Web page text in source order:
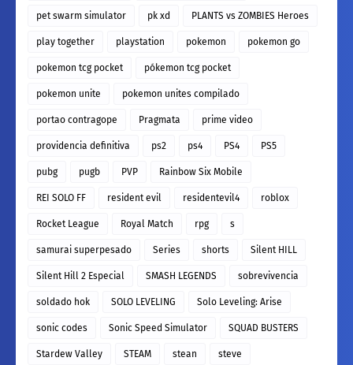
pet swarm simulator pk xd PLANTS vs ZOMBIES Heroes
play together playstation pokemon pokemon go
pokemon tcg pocket pókemon tcg pocket
pokemon unite pokemon unites compilado
portao contragope Pragmata prime video
providencia definitiva ps2 ps4 PS4 PS5
pubg pugb PVP Rainbow Six Mobile
REI SOLO FF resident evil residentevil4 roblox
Rocket League Royal Match rpg s
samurai superpesado Series shorts Silent HILL
Silent Hill 2 Especial SMASH LEGENDS sobrevivencia
soldado hok SOLO LEVELING Solo Leveling: Arise
sonic codes Sonic Speed Simulator SQUAD BUSTERS
Stardew Valley STEAM stean steve